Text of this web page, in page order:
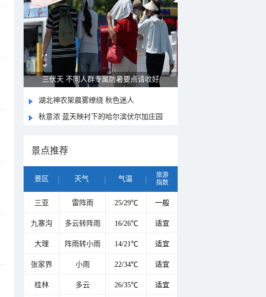
三伏天 不同人群专属防暑要点请收好
湖北神农架晨雾缭绕 秋色迷人
秋意浓 蓝天映衬下的哈尔滨伏尔加庄园
景点推荐
景区 天气 气温
旅游
指数
三亚 雷阵雨 25/29℃ 一般
九寨沟 多云转阵雨 16/26℃ 适宜
大理 阵雨转小雨 14/21℃ 适宜
张家界 小雨 22/34℃ 适宜
桂林 多云 26/35℃ 适宜